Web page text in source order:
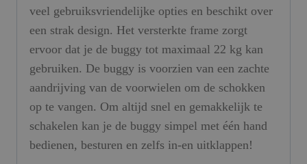
veel gebruiksvriendelijke opties en beschikt over
een strak design. Het versterkte frame zorgt
ervoor dat je de buggy tot maximaal 22 kg kan
gebruiken. De buggy is voorzien van een zachte
aandrijving van de voorwielen om de schokken
op te vangen. Om altijd snel en gemakkelijk te
schakelen kan je de buggy simpel met één hand
bedienen, besturen en zelfs in-en uitklappen!